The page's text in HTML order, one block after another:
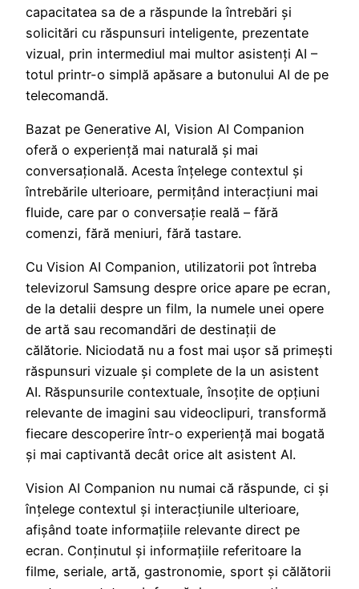
capacitatea sa de a răspunde la întrebări și
solicitări cu răspunsuri inteligente, prezentate
vizual, prin intermediul mai multor asistenți AI –
totul printr-o simplă apăsare a butonului AI de pe
telecomandă.
Bazat pe Generative AI, Vision AI Companion
oferă o experiență mai naturală și mai
conversațională. Acesta înțelege contextul și
întrebările ulterioare, permițând interacțiuni mai
fluide, care par o conversație reală – fără
comenzi, fără meniuri, fără tastare.
Cu Vision AI Companion, utilizatorii pot întreba
televizorul Samsung despre orice apare pe ecran,
de la detalii despre un film, la numele unei opere
de artă sau recomandări de destinații de
călătorie. Niciodată nu a fost mai ușor să primești
răspunsuri vizuale și complete de la un asistent
AI. Răspunsurile contextuale, însoțite de opțiuni
relevante de imagini sau videoclipuri, transformă
fiecare descoperire într-o experiență mai bogată
și mai captivantă decât orice alt asistent AI.
Vision AI Companion nu numai că răspunde, ci și
înțelege contextul și interacțiunile ulterioare,
afișând toate informațiile relevante direct pe
ecran. Conținutul și informațiile referitoare la
filme, seriale, artă, gastronomie, sport și călătorii